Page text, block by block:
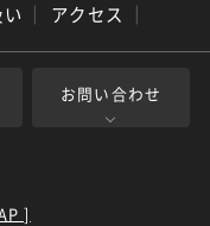
｜ アクセス ｜
お問い合わせ
]